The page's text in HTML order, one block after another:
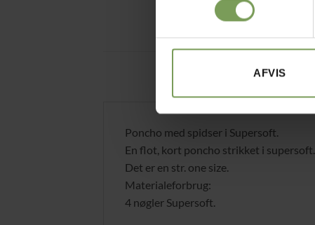
AFVIS
Poncho med spidser i Supersoft.
En flot, kort poncho strikket i supersoft.
Det er en str. one size.
Materialeforbrug:
4 nøgler Supersoft.